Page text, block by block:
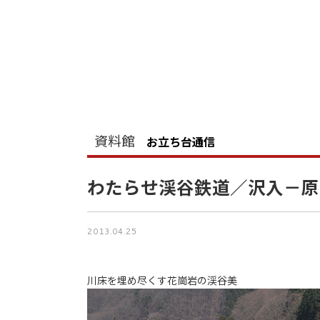
資料館 お立ち台通信
わたらせ渓谷鉄道／沢入－
2013.04.25
川床を埋め尽くす花崗岩の渓谷美